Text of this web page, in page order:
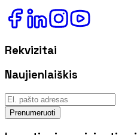
Rekvizitai
Naujienlaiškis
Prenumeruoti